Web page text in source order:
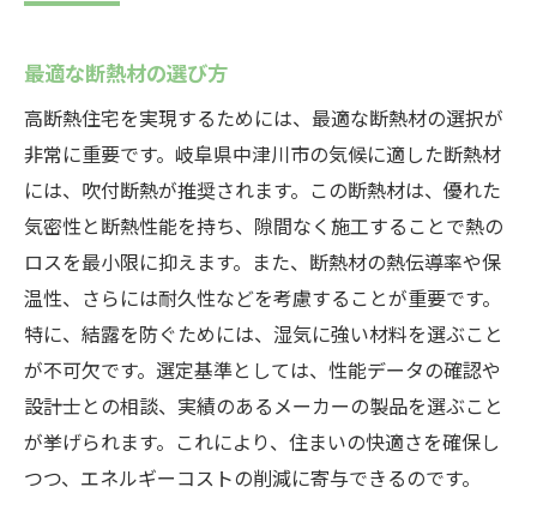
最適な断熱材の選び方
高断熱住宅を実現するためには、最適な断熱材の選択が
非常に重要です。岐阜県中津川市の気候に適した断熱材
には、吹付断熱が推奨されます。この断熱材は、優れた
気密性と断熱性能を持ち、隙間なく施工することで熱の
ロスを最小限に抑えます。また、断熱材の熱伝導率や保
温性、さらには耐久性などを考慮することが重要です。
特に、結露を防ぐためには、湿気に強い材料を選ぶこと
が不可欠です。選定基準としては、性能データの確認や
設計士との相談、実績のあるメーカーの製品を選ぶこと
が挙げられます。これにより、住まいの快適さを確保し
つつ、エネルギーコストの削減に寄与できるのです。